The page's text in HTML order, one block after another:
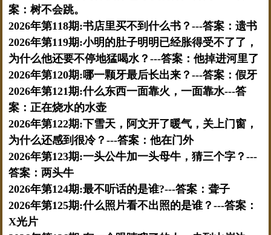
案：树不会跳。
2026年第118期:书店里买不到什么书？---答案：遗书
2026年第119期:小明的肚子明明已经胀得受不了了，
为什么他还要不停地猛喝水？---答案：他掉进河里了
2026年第120期:哪一颗牙最后长出来？---答案：假牙
2026年第121期:什么东西一面靠火，一面靠水---答
案：正在烧水的水壶
2026年第122期:下雪天，阿文开了暖气，关上门窗，
为什么还感到很冷？---答案：他在门外
2026年第123期:一头公牛加一头母牛，猜三个字？---
答案：两头牛
2026年第124期:最不听话的是谁?---答案：聋子
2026年第125期:什么照片看不出照的是谁？---答案：
X光片